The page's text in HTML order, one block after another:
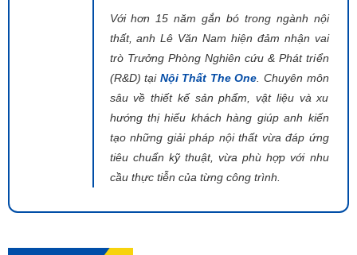
Với hơn 15 năm gắn bó trong ngành nội
thất, anh Lê Văn Nam hiện đảm nhận vai
trò Trưởng Phòng Nghiên cứu & Phát triển
(R&D) tại Nội Thất The One . Chuyên môn
sâu về thiết kế sản phẩm, vật liệu và xu
hướng thị hiếu khách hàng giúp anh kiến
tạo những giải pháp nội thất vừa đáp ứng
tiêu chuẩn kỹ thuật, vừa phù hợp với nhu
cầu thực tiễn của từng công trình.